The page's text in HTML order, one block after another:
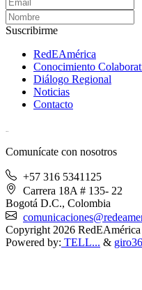
Suscribirme
RedEAmérica
Conocimiento
Diálogo Regional
Noticias
Contacto
Comunícate con nosotros
+57 316 5341125
Carrera 18A # 135- 22
Bogotá D.C., Colombia
Copyright 2026 RedEAmérica
Powered by: TELL... &